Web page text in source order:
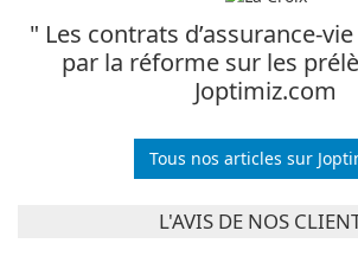
" Les contrats d’assurance-
par la réforme sur les
Joptimiz.com
Tous nos articles sur
L'AVIS DE NOS